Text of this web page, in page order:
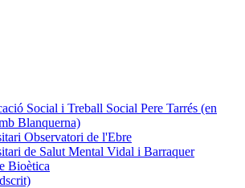
Social i Treball Social Pere Tarrés (en
Blanquerna)
Observatori de l'Ebre
de Salut Mental Vidal i Barraquer
Bioètica